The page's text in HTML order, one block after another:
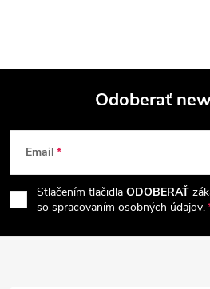
s
Z
á
p
Odoberať
Email
Stlačením tlačidla ODOBERAŤ
so spracovaním osobných údajov.